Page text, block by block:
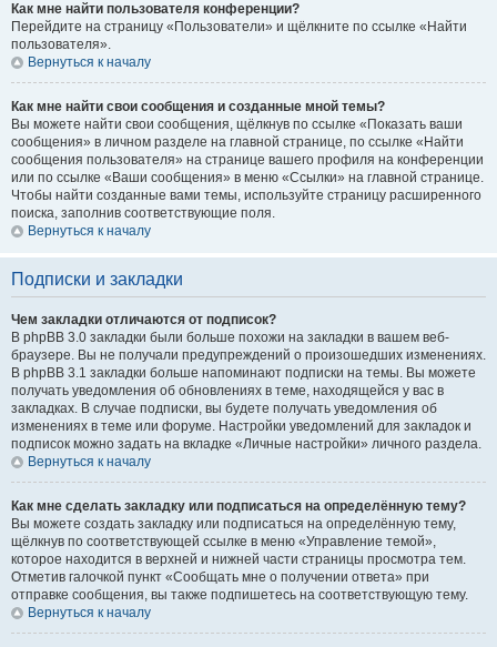
Как мне найти пользователя конференции?
Перейдите на страницу «Пользователи» и щёлкните по ссылке «Найти
пользователя».
Вернуться к началу
Как мне найти свои сообщения и созданные мной темы?
Вы можете найти свои сообщения, щёлкнув по ссылке «Показать ваши
сообщения» в личном разделе на главной странице, по ссылке «Найти
сообщения пользователя» на странице вашего профиля на конференции
или по ссылке «Ваши сообщения» в меню «Ссылки» на главной странице.
Чтобы найти созданные вами темы, используйте страницу расширенного
поиска, заполнив соответствующие поля.
Вернуться к началу
Подписки и закладки
Чем закладки отличаются от подписок?
В phpBB 3.0 закладки были больше похожи на закладки в вашем веб-
браузере. Вы не получали предупреждений о произошедших изменениях.
В phpBB 3.1 закладки больше напоминают подписки на темы. Вы можете
получать уведомления об обновлениях в теме, находящейся у вас в
закладках. В случае подписки, вы будете получать уведомления об
изменениях в теме или форуме. Настройки уведомлений для закладок и
подписок можно задать на вкладке «Личные настройки» личного раздела.
Вернуться к началу
Как мне сделать закладку или подписаться на определённую тему?
Вы можете создать закладку или подписаться на определённую тему,
щёлкнув по соответствующей ссылке в меню «Управление темой»,
которое находится в верхней и нижней части страницы просмотра тем.
Отметив галочкой пункт «Сообщать мне о получении ответа» при
отправке сообщения, вы также подпишетесь на соответствующую тему.
Вернуться к началу